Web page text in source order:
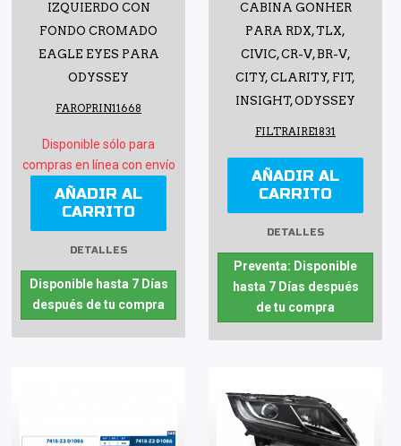
IZQUIERDO CON
FONDO CROMADO
EAGLE EYES PARA
ODYSSEY
FAROPRIN11668
Disponible sólo para
compras en línea con envío
AÑADIR AL
CARRITO
DETALLES
Disponible hasta 7 Días
después de tu compra
CABINA GONHER
PARA RDX, TLX,
CIVIC, CR-V, BR-V,
CITY, CLARITY, FIT,
INSIGHT, ODYSSEY
FILTRAIRE1831
AÑADIR AL
CARRITO
DETALLES
Preventa: Disponible
hasta 7 Días después
de tu compra